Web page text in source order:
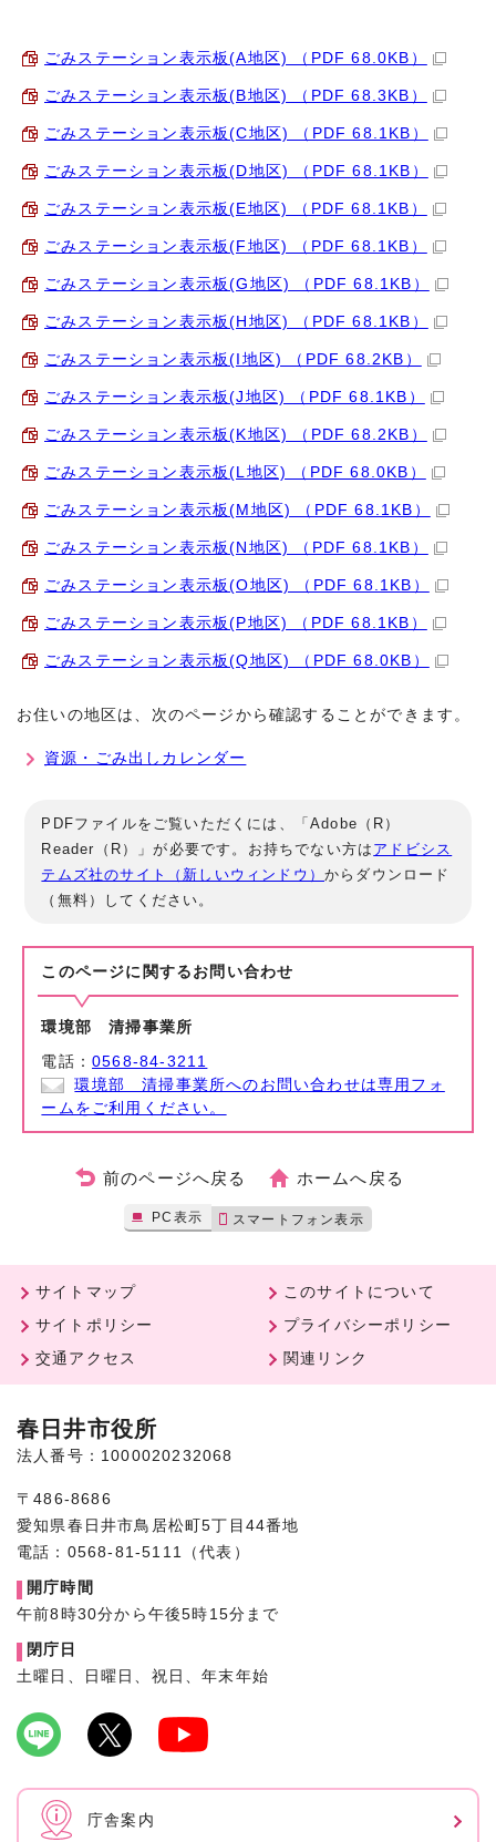
ごみステーション表示板(A地区) （PDF 68.0KB）
ごみステーション表示板(B地区) （PDF 68.3KB）
ごみステーション表示板(C地区) （PDF 68.1KB）
ごみステーション表示板(D地区) （PDF 68.1KB）
ごみステーション表示板(E地区) （PDF 68.1KB）
ごみステーション表示板(F地区) （PDF 68.1KB）
ごみステーション表示板(G地区) （PDF 68.1KB）
ごみステーション表示板(H地区) （PDF 68.1KB）
ごみステーション表示板(I地区) （PDF 68.2KB）
ごみステーション表示板(J地区) （PDF 68.1KB）
ごみステーション表示板(K地区) （PDF 68.2KB）
ごみステーション表示板(L地区) （PDF 68.0KB）
ごみステーション表示板(M地区) （PDF 68.1KB）
ごみステーション表示板(N地区) （PDF 68.1KB）
ごみステーション表示板(O地区) （PDF 68.1KB）
ごみステーション表示板(P地区) （PDF 68.1KB）
ごみステーション表示板(Q地区) （PDF 68.0KB）
お住いの地区は、次のページから確認することができます。
資源・ごみ出しカレンダー
PDFファイルをご覧いただくには、「Adobe（R）
Reader（R）」が必要です。お持ちでない方は アドビシス
テムズ社のサイト（新しいウィンドウ）からダウンロード
（無料）してください。
このページに関する お問い合わせ
環境部 清掃事業所
電話：0568-84-3211
環境部 清掃事業所へのお問い合わせは専用フォ
ームをご利用ください。
前のページへ戻る ホームへ戻る
PC表示 スマートフォン表示
サイトマップ
このサイトについて
サイトポリシー
プライバシーポリシー
交通アクセス
関連リンク
春日井市役所
法人番号：1000020232068
〒486-8686
愛知県春日井市鳥居松町5丁目44番地
電話：0568-81-5111（代表）
開庁時間
午前8時30分から午後5時15分まで
閉庁日
土曜日、日曜日、祝日、年末年始
庁舎案内